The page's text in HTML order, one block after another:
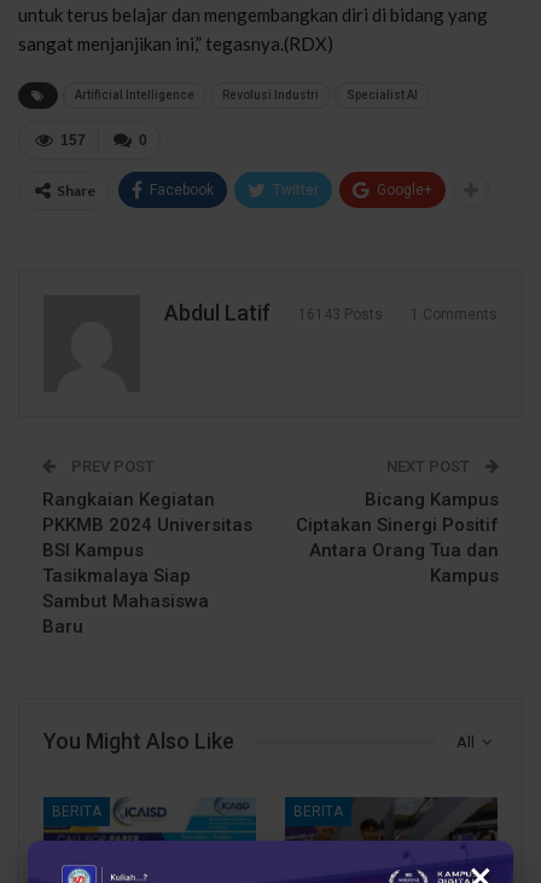
untuk terus belajar dan mengembangkan diri di bidang yang
sangat menjanjikan ini,” tegasnya.(RDX)
Artificial Intelligence Revolusi Industri Specialist AI
0
157
Share Facebook Twitter Google+
Abdul Latif 16143 Posts 1 Comments
PREV POST
Rangkaian Kegiatan
PKKMB 2024 Universitas
BSI Kampus
Tasikmalaya Siap
Sambut Mahasiswa
Baru
NEXT POST
Bicang Kampus
Ciptakan Sinergi Positif
Antara Orang Tua dan
Kampus
All
You Might Also Like
BERITA BERITA